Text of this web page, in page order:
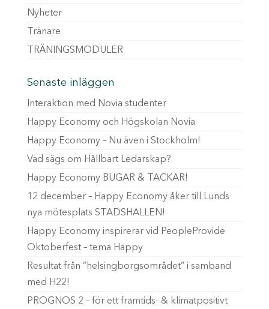
Nyheter
Tränare
TRÄNINGSMODULER
Senaste inläggen
Interaktion med Novia studenter
Happy Economy och Högskolan Novia
Happy Economy – Nu även i Stockholm!
Vad sägs om Hållbart Ledarskap?
Happy Economy BUGAR & TACKAR!
12 december – Happy Economy åker till Lunds
nya mötesplats STADSHALLEN!
Happy Economy inspirerar vid PeopleProvide
Oktoberfest – tema Happy
Resultat från ”helsingborgsområdet” i samband
med H22!
PROGNOS 2 – för ett framtids- & klimatpositivt